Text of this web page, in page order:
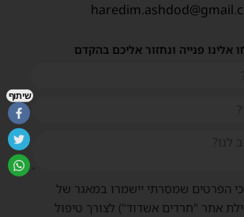
אלינו פנייה ונחזור אליכם בהקדם
הפרטים שמסרתי יישמרו במאגר של
אתר "חרדים אשדוד") לצורך טיפול
שיתוף